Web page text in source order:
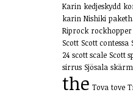
Karin kedjeskydd
karin Nishiki
Riprock rockhopper
Scott Scott contessa
24 scott scale Scott
sirrus Sjösala skärm
the Tova tove